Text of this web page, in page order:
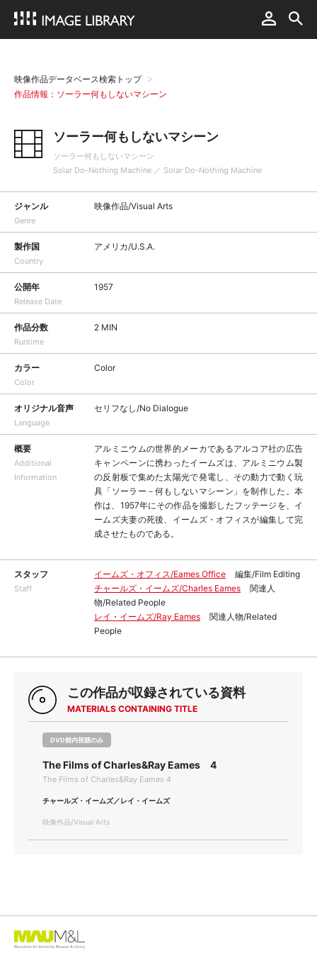
映像作品データベース検索トップ
作品情報：ソーラー何もしないマシーン
ソーラー何もしないマシーン
ソーラー何もしないマシーン
Solar Do-Nothing Machine ／ Solar Do-Nothing Machine
ジャンル
Genre
映像作品/Visual Arts
製作国
Country
アメリカ/U.S.A.
公開年
Release Date
1957
作品分数
Runtime
2 MIN
カラー
Color
Color
オリジナル音声
Language
セリフなし/No Dialogue
概要
Additional
Information
アルミニウムの世界的メーカであるアルコア社の広告
キャンペーンに携わったイームズは、アルミニウム製
の反射板で集めた太陽光で発電し、その動力で動く玩
具「ソーラー－何もしないマシーン」を制作した。本
作は、1957年にその作品を撮影したフッテージを、イ
ームズ夫妻の死後、イームズ・オフィスが編集して完
成させたものである。
スタッフ
Staff
イームズ・オフィス/Eames Office
編集/Film Editing
チャールズ・イームズ/Charles Eames
関連人
物/Related People
レイ・イームズ/Ray Eames
関連人物/Related
People
この作品が収録されている資料
MATERIALS CONTAINING TITLE
DVD館内視聴のみ
The Films of Charles&Ray Eames 4
The Films of Charles&Ray Eames 4
チャールズ・イームズ／レイ・イームズ
映像作品/Visual Arts